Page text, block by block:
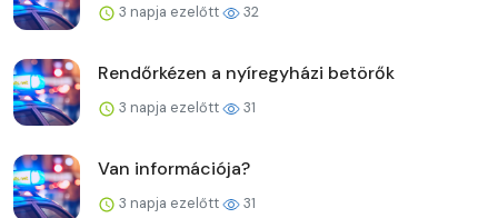
3 napja ezelőtt 32
Rendőrkézen a nyíregyházi betörők
3 napja ezelőtt 31
Van információja?
3 napja ezelőtt 31